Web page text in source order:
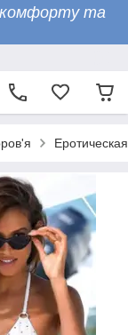
комфорту та